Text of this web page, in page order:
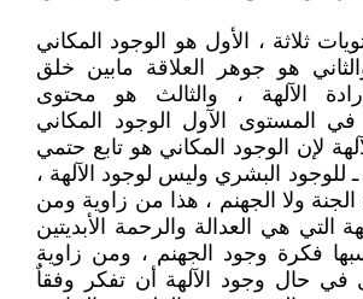
ثلاثة ، الأول هو الوجود المكاني
هو جوهر العلاقة مابين خلق
الآلهة ، والثالث هو محتوى
المستوى الآول الوجود المكاني
لإن الوجود المكاني هو تابع حتمي
للوجود البشري وليس لوجود الآلهة ،
الجنة ولا الجهنم ، هذا من زاوية ومن
التي هي العدالة والرحمة الأبديتين
فكرة وجود الجهنم ، ومن زاوية
في حال وجود الآلهة أن تفكر وفقاٌ